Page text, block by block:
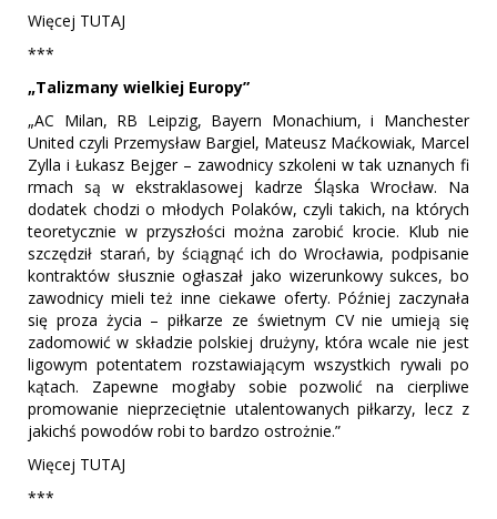
Więcej TUTAJ
***
„Talizmany wielkiej Europy”
„AC Milan, RB Leipzig, Bayern Monachium, i Manchester
United czyli Przemysław Bargiel, Mateusz Maćkowiak, Marcel
Zylla i Łukasz Bejger – zawodnicy szkoleni w tak uznanych fi
rmach są w ekstraklasowej kadrze Śląska Wrocław. Na
dodatek chodzi o młodych Polaków, czyli takich, na których
teoretycznie w przyszłości można zarobić krocie. Klub nie
szczędził starań, by ściągnąć ich do Wrocławia, podpisanie
kontraktów słusznie ogłaszał jako wizerunkowy sukces, bo
zawodnicy mieli też inne ciekawe oferty. Później zaczynała
się proza życia – piłkarze ze świetnym CV nie umieją się
zadomowić w składzie polskiej drużyny, która wcale nie jest
ligowym potentatem rozstawiającym wszystkich rywali po
kątach. Zapewne mogłaby sobie pozwolić na cierpliwe
promowanie nieprzeciętnie utalentowanych piłkarzy, lecz z
jakichś powodów robi to bardzo ostrożnie.”
Więcej TUTAJ
***